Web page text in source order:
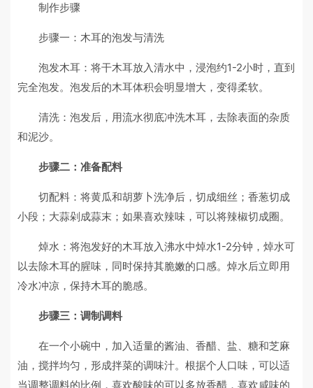
制作步骤
步骤一：木耳的泡发与清洗
泡发木耳：将干木耳放入清水中，浸泡约1-2小时，直到
完全泡发。泡发后的木耳体积会明显增大，变得柔软。
清洗：泡发后，用流水彻底冲洗木耳，去除表面的杂质
和泥沙。
步骤二：准备配料
切配料：将黄瓜和胡萝卜洗净后，切成细丝；香葱切成
小段；大蒜剁成蒜末；如果喜欢辣味，可以将辣椒切成圈。
焯水：将泡发好的木耳放入沸水中焯水1-2分钟，焯水可
以去除木耳的腥味，同时保持其脆嫩的口感。焯水后立即用
冷水冲凉，保持木耳的脆感。
步骤三：调制调料
在一个小碗中，加入适量的酱油、香醋、盐、糖和芝麻
油，搅拌均匀，形成拌菜的调味汁。根据个人口味，可以适
当调整调料的比例，喜欢酸味的可以多放香醋，喜欢咸味的